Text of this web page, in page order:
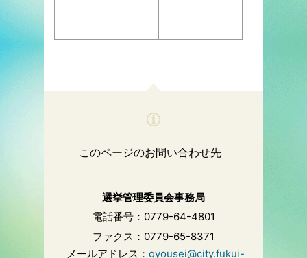
このページのお問い合わせ先
選挙管理委員会事務局
電話番号：0779-64-4801
ファクス：0779-65-8371
メールアドレス： gyousei@city.fukui-